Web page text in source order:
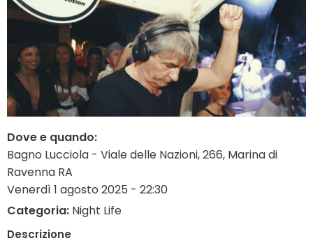
Dove e quando:
Bagno Lucciola - Viale delle Nazioni, 266, Marina di
Ravenna RA
Venerdì 1 agosto 2025 - 22:30
Categoria: Night Life
Descrizione